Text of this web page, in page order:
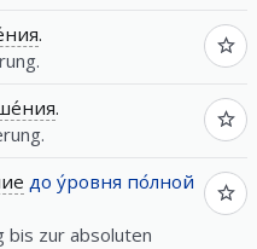
.
.
до у́ровня по́лной
bis zur absoluten